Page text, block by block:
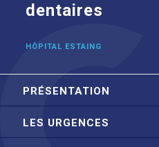
dentaires
HÔPITAL ESTAING
PRÉSENTATION
LES URGENCES